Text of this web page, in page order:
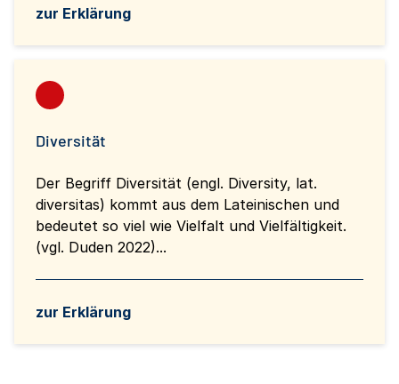
zur Erklärung
Diversität
Der Begriff Diversität (engl. Diversity, lat.
diversitas) kommt aus dem Lateinischen und
bedeutet so viel wie Vielfalt und Vielfältigkeit.
(vgl. Duden 2022)...
zur Erklärung